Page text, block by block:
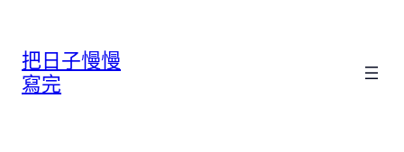
把日子慢慢
寫完